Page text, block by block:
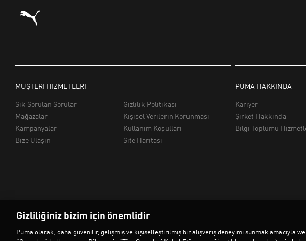
Gizliliğiniz bizim için önemlidir
Puma olarak; daha güvenilir, gelişmiş ve kişiselleştirilmiş bir alışveriş deneyimi sunmak amacıyla